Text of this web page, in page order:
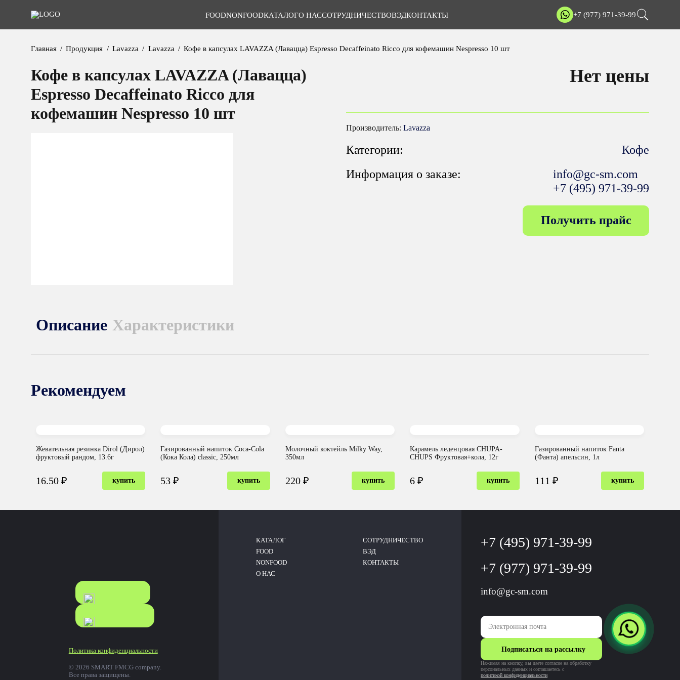
FOODNONFOODКАТАЛОГО НАССОТРУДНИЧЕСТВОВЭДКОНТАКТЫ +7 (977) 971-39-99
Главная Продукция Lavazza Lavazza Кофе в капсулах LAVAZZA (Лавацца) Espresso Decaffeinato Ricco для кофемашин Nespresso 10 шт
Кофе в капсулах LAVAZZA (Лавацца)
Espresso Decaffeinato Ricco для
кофемашин Nespresso 10 шт
Нет цены
Производитель:Lavazza
Категории:
Кофе
Информация о заказе:
info@gc-sm.com
+7 (495) 971-39-99
Получить прайс
Описание Характеристики
Рекомендуем
Жевательная резинка Dirol (Дирол)
фруктовый рандом, 13.6г
16.50 ₽ купить
Газированный напиток Coca-Cola
(Кока Кола) classic, 250мл
53 ₽ купить
Молочный коктейль Milky Way,
350мл
220 ₽ купить
Карамель леденцовая CHUPA-
CHUPS Фруктовая+кола, 12г
6 ₽ купить
Газированный напиток Fanta
(Фанта) апельсин, 1л
111 ₽ купить
Политика конфиденциальности
© 2026 SMART FMCG company.
Все права защищены.
КАТАЛОГ
CОТРУДНИЧЕСТВО
FOOD
ВЭД
NONFOOD
КОНТАКТЫ
О НАС
+7 (495) 971-39-99
+7 (977) 971-39-99
info@gc-sm.com
Подписаться на рассылку
Нажимая на кнопку, вы даете согласие на обработку
персональных данных и соглашаетесь c
политикой конфиденциальности